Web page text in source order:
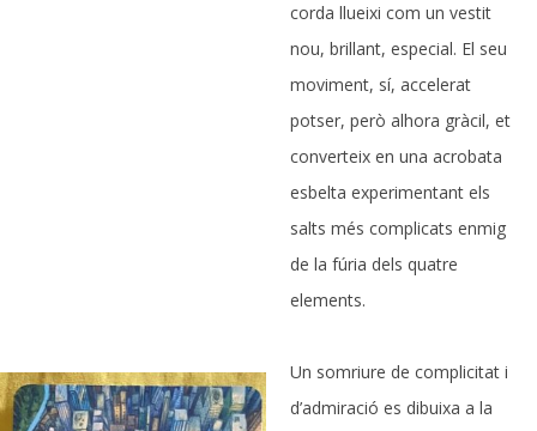
corda llueixi com un vestit
nou, brillant, especial. El seu
moviment, sí, accelerat
potser, però alhora gràcil, et
converteix en una acrobata
esbelta experimentant els
salts més complicats enmig
de la fúria dels quatre
elements.
Un somriure de complicitat i
d’admiració es dibuixa a la